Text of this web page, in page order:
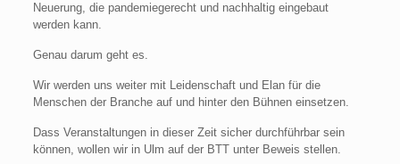
Neuerung, die pandemiegerecht und nachhaltig eingebaut
werden kann.
Genau darum geht es.
Wir werden uns weiter mit Leidenschaft und Elan für die
Menschen der Branche auf und hinter den Bühnen einsetzen.
Dass Veranstaltungen in dieser Zeit sicher durchführbar sein
können, wollen wir in Ulm auf der BTT unter Beweis stellen.